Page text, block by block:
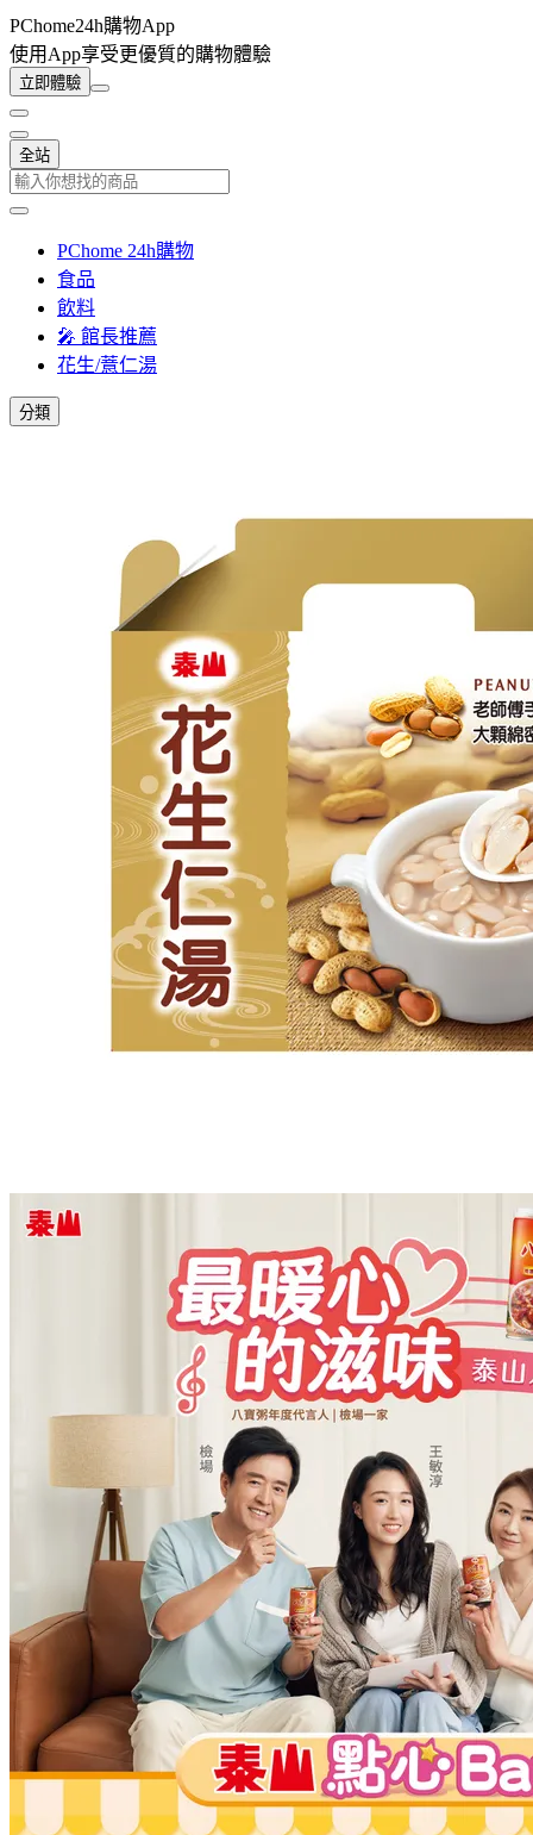
PChome24h購物App
使用App享受更優質的購物體驗
立即體驗
全站
PChome 24h購物
食品
飲料
🎤 館長推薦
花生/薏仁湯
分類